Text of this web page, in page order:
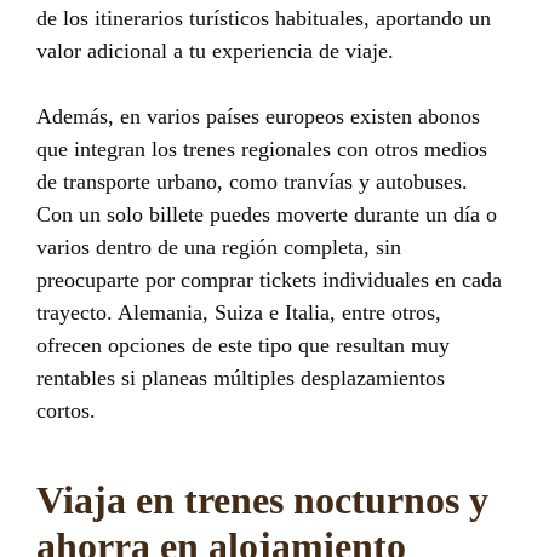
de los itinerarios turísticos habituales, aportando un
valor adicional a tu experiencia de viaje.
Además, en varios países europeos existen abonos
que integran los trenes regionales con otros medios
de transporte urbano, como tranvías y autobuses.
Con un solo billete puedes moverte durante un día o
varios dentro de una región completa, sin
preocuparte por comprar tickets individuales en cada
trayecto. Alemania, Suiza e Italia, entre otros,
ofrecen opciones de este tipo que resultan muy
rentables si planeas múltiples desplazamientos
cortos.
Viaja en trenes nocturnos y
ahorra en alojamiento